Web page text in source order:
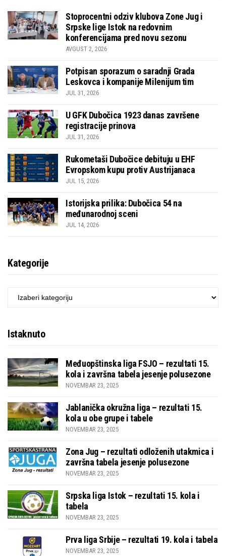
Stoprocentni odziv klubova Zone Jug i
Srpske lige Istok na redovnim
konferencijama pred novu sezonu
AVGUST 2, 2026
Potpisan sporazum o saradnji Grada
Leskovca i kompanije Milenijum tim
JUL 31, 2026
U GFK Dubočica 1923 danas završene
registracije prinova
JUL 31, 2026
Rukometaši Dubočice debituju u EHF
Evropskom kupu protiv Austrijanaca
JUL 15, 2026
Istorijska prilika: Dubočica 54 na
međunarodnoj sceni
JUL 14, 2026
Kategorije
KATEGORIJE
Istaknuto
Međuopštinska liga FSJO – rezultati 15.
kola i završna tabela jesenje polusezone
NOVEMBAR 23, 2025
Jablanička okružna liga – rezultati 15.
kola u obe grupe i tabele
NOVEMBAR 23, 2025
Zona Jug – rezultati odloženih utakmica i
završna tabela jesenje polusezone
NOVEMBAR 23, 2025
Srpska liga Istok – rezultati 15. kola i
tabela
NOVEMBAR 23, 2025
Prva liga Srbije – rezultati 19. kola i tabela
NOVEMBAR 23, 2025